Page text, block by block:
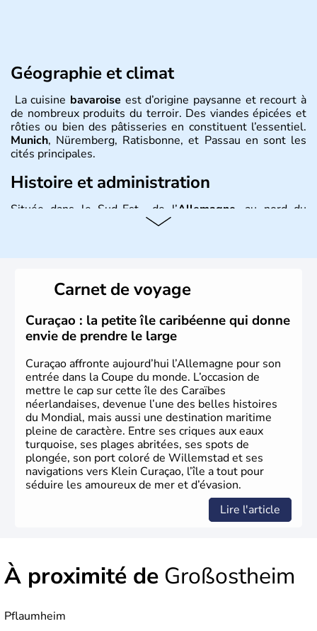
Géographie et climat
La cuisine bavaroise est d’origine paysanne et recourt à
de nombreux produits du terroir. Des viandes épicées et
rôties ou bien des pâtisseries en constituent l’essentiel.
Munich, Nüremberg, Ratisbonne, et Passau en sont les
cités principales.
Histoire et administration
Située dans le Sud-Est de l’Allemagne , au nord du
fait partie des seize
conservateur.Carnet de voyage
Curaçao : la petite île caribéenne qui donne
envie de prendre le large
Curaçao affronte aujourd’hui l’Allemagne pour son
entrée dans la Coupe du monde. L’occasion de
mettre le cap sur cette île des Caraïbes
néerlandaises, devenue l’une des belles histoires
du Mondial, mais aussi une destination maritime
pleine de caractère. Entre ses criques aux eaux
turquoise, ses plages abritées, ses spots de
plongée, son port coloré de Willemstad et ses
navigations vers Klein Curaçao, l’île a tout pour
séduire les amoureux de mer et d’évasion.
Lire l'article
À proximité de Großostheim
Pflaumheim